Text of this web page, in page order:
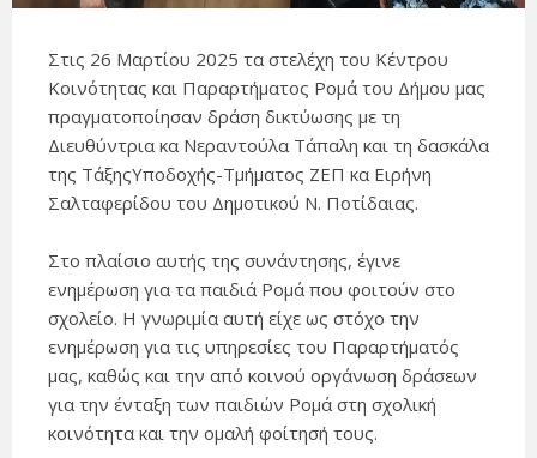
Στις 26 Μαρτίου 2025 τα στελέχη του Κέντρου
Κοινότητας και Παραρτήματος Ρομά του Δήμου μας
πραγματοποίησαν δράση δικτύωσης με τη
Διευθύντρια κα Νεραντούλα Τάπαλη και τη δασκάλα
της ΤάξηςΥποδοχής-Τμήματος ΖΕΠ κα Ειρήνη
Σαλταφερίδου του Δημοτικού Ν. Ποτίδαιας.
Στο πλαίσιο αυτής της συνάντησης, έγινε
ενημέρωση για τα παιδιά Ρομά που φοιτούν στο
σχολείο. Η γνωριμία αυτή είχε ως στόχο την
ενημέρωση για τις υπηρεσίες του Παραρτήματός
μας, καθώς και την από κοινού οργάνωση δράσεων
για την ένταξη των παιδιών Ρομά στη σχολική
κοινότητα και την ομαλή φοίτησή τους.